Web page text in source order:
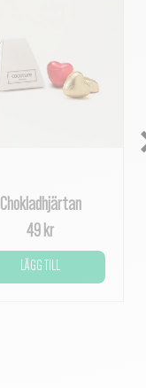
Chokladhjärtan
49 kr
LÄGG TILL